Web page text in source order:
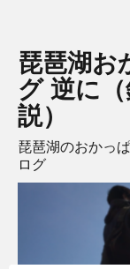
琵琶湖お
グ 逆に
説）
琵琶湖のおかっ
ログ